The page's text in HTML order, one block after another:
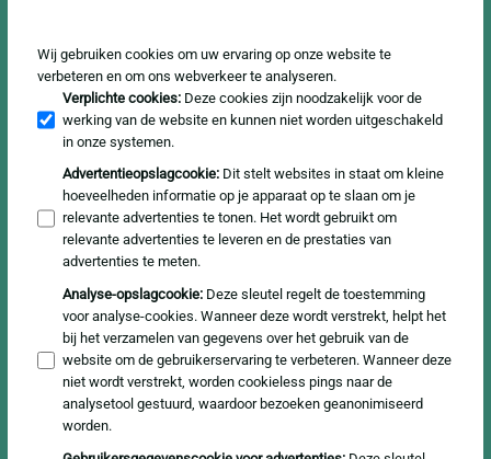
Wij gebruiken cookies om uw ervaring op onze website te
verbeteren en om ons webverkeer te analyseren.
Verplichte cookies: Deze cookies zijn noodzakelijk voor de
werking van de website en kunnen niet worden uitgeschakeld
in onze systemen.
Advertentieopslagcookie: Dit stelt websites in staat om kleine
hoeveelheden informatie op je apparaat op te slaan om je
relevante advertenties te tonen. Het wordt gebruikt om
relevante advertenties te leveren en de prestaties van
advertenties te meten.
Analyse-opslagcookie: Deze sleutel regelt de toestemming
voor analyse-cookies. Wanneer deze wordt verstrekt, helpt het
bij het verzamelen van gegevens over het gebruik van de
website om de gebruikerservaring te verbeteren. Wanneer deze
niet wordt verstrekt, worden cookieless pings naar de
analysetool gestuurd, waardoor bezoeken geanonimiseerd
worden.